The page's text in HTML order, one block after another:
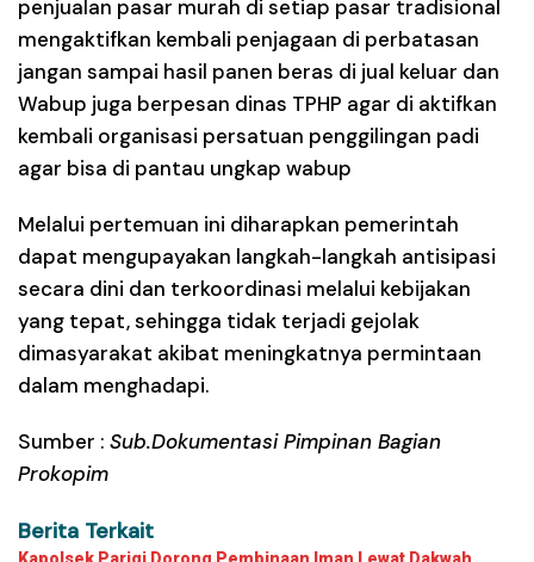
penjualan pasar murah di setiap pasar tradisional
mengaktifkan kembali penjagaan di perbatasan
jangan sampai hasil panen beras di jual keluar dan
Wabup juga berpesan dinas TPHP agar di aktifkan
kembali organisasi persatuan penggilingan padi
agar bisa di pantau ungkap wabup
Melalui pertemuan ini diharapkan pemerintah
dapat mengupayakan langkah-langkah antisipasi
secara dini dan terkoordinasi melalui kebijakan
yang tepat, sehingga tidak terjadi gejolak
dimasyarakat akibat meningkatnya permintaan
dalam menghadapi.
Sumber : Sub.Dokumentasi Pimpinan Bagian
Prokopim
Berita Terkait